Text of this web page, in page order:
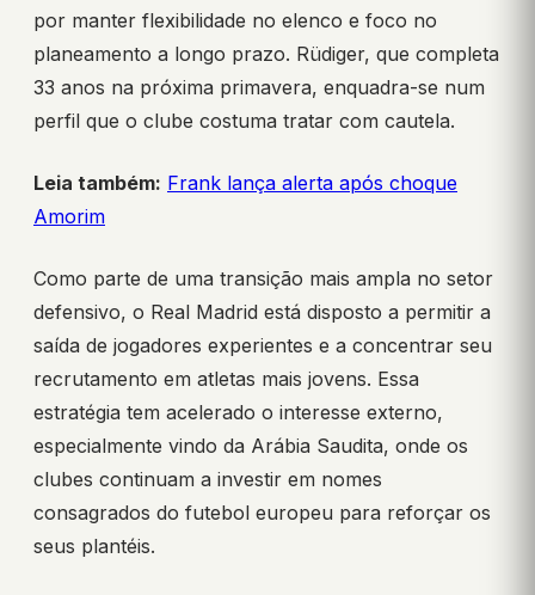
por manter flexibilidade no elenco e foco no
planeamento a longo prazo. Rüdiger, que completa
33 anos na próxima primavera, enquadra-se num
perfil que o clube costuma tratar com cautela.
Leia também: Frank lança alerta após choque
Amorim
Como parte de uma transição mais ampla no setor
defensivo, o Real Madrid está disposto a permitir a
saída de jogadores experientes e a concentrar seu
recrutamento em atletas mais jovens. Essa
estratégia tem acelerado o interesse externo,
especialmente vindo da Arábia Saudita, onde os
clubes continuam a investir em nomes
consagrados do futebol europeu para reforçar os
seus plantéis.